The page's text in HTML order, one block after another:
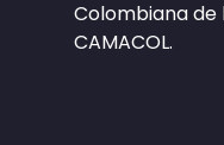
Colombiana
CAMACOL.